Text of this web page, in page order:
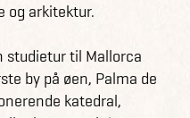
og arkitektur.
studietur til Mallorca
by på øen, Palma de
katedral,